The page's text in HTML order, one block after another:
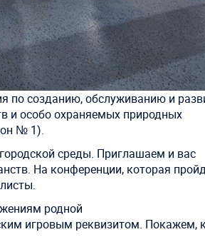
по созданию, обслуживанию и
и особо охраняемых природных
№ 1).
среды. Приглашаем и вас
На конференции, которая
родной
игровым реквизитом. Покажем,